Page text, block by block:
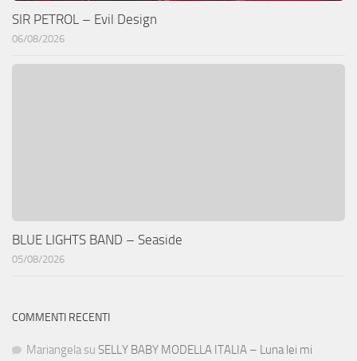
SIR PETROL – Evil Design
06/08/2026
BLUE LIGHTS BAND – Seaside
05/08/2026
COMMENTI RECENTI
Mariangela su SELLY BABY MODELLA ITALIA – Luna lei mi